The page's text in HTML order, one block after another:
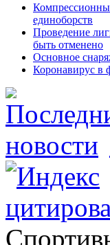
единоборств
Проведение
быть отменено
Основное
Коронавирус в